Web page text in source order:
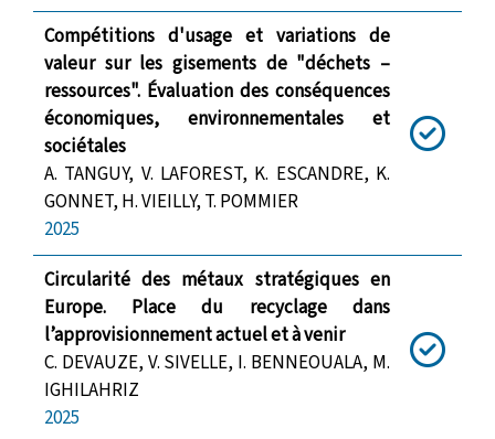
Compétitions d'usage et variations de
valeur sur les gisements de "déchets –
ressources". Évaluation des conséquences
économiques, environnementales et
sociétales
A. TANGUY, V. LAFOREST, K. ESCANDRE, K.
GONNET, H. VIEILLY, T. POMMIER
2025
Circularité des métaux stratégiques en
Europe. Place du recyclage dans
l’approvisionnement actuel et à venir
C. DEVAUZE, V. SIVELLE, I. BENNEOUALA, M.
IGHILAHRIZ
2025